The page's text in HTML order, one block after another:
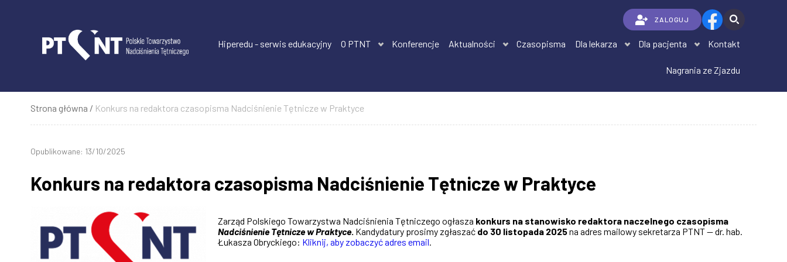
ZALOGUJ
Hiperedu - serwis edukacyjny O PTNT Konferencje Aktualności Czasopisma Dla lekarza Dla pacjenta Kontakt
Nagrania ze Zjazdu
Ścieżka
nawigacyjna
Strona główna Konkurs na redaktora czasopisma Nadciśnienie Tętnicze w Praktyce
Opublikowane: 13/10/2025
Konkurs na redaktora czasopisma Nadciśnienie Tętnicze w Praktyce
Zarząd Polskiego Towarzystwa Nadciśnienia Tętniczego ogłasza konkurs na stanowisko redaktora naczelnego czasopisma
Nadciśnienie Tętnicze w Praktyce. Kandydatury prosimy zgłaszać do 30 listopada 2025na adres mailowy sekretarza PTNT— dr. hab.
Łukasza Obryckiego: Kliknij, aby zobaczyć adres email.